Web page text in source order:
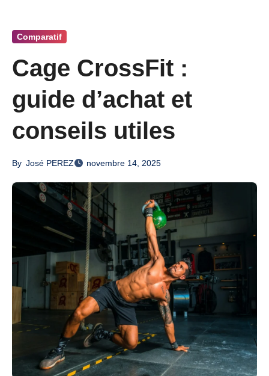
Comparatif
Cage CrossFit :
guide d’achat et
conseils utiles
By José PEREZ novembre 14, 2025